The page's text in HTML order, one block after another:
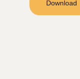
Download